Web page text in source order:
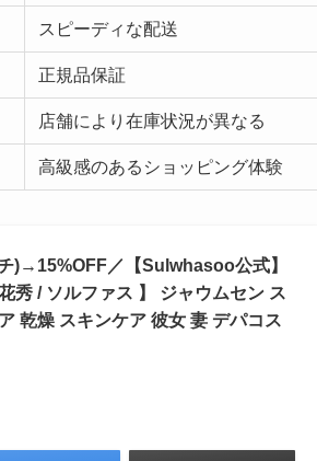
スピーディな配送
正規品保証
店舗により在庫状況が異なる
高級感のあるショッピング体験
)→15%OFF／【Sulwhasoo公式】
秀 / ソルファス 】 ジャウムセン ス
乾燥 スキンケア 彼女 妻 デパコス